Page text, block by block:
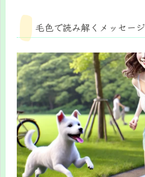
毛色で読み解くメッセージ